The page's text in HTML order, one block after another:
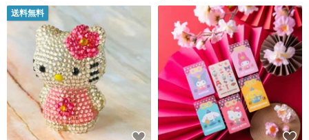
送料無料